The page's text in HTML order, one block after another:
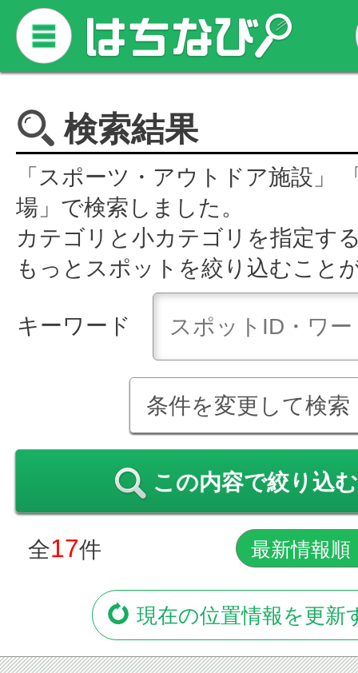
検索結果
「スポーツ・アウトドア施設」
場」で検索しました。
カテゴリと小カテゴリを指定す
もっとスポットを絞り込むこと
キーワード
条件を変更して検索
この内容で絞り込む
全17件
現在の位置情報を更新